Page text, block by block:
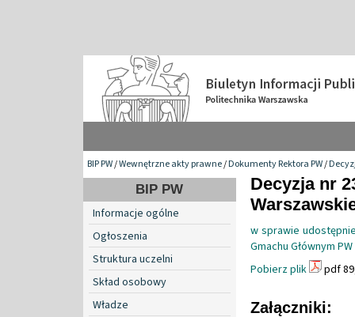
BIP PW/Wewnętrzne akty prawne/Dokumenty Rektora PW/
BIP PW
Informacje ogólne
Ogłoszenia
Struktura uczelni
Skład osobowy
Władze
Decyzja nr
w sprawie
Gmachu Głównym PW
Pobierz plik
pdf
Załączniki: